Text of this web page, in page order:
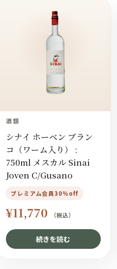
酒類
シナイ ホーベン ブラン
コ（ワーム入り） :
750ml メスカル Sinai
Joven C/Gusano
プレミアム会員30%off
¥11,770 （税込）
続きを読む